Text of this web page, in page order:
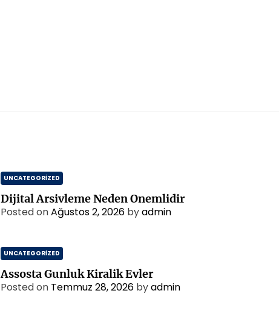
UNCATEGORIZED
Dijital Arsivleme Neden Onemlidir
Posted onAğustos 2, 2026 byadmin
UNCATEGORIZED
Assosta Gunluk Kiralik Evler
Posted on Temmuz 28, 2026 byadmin